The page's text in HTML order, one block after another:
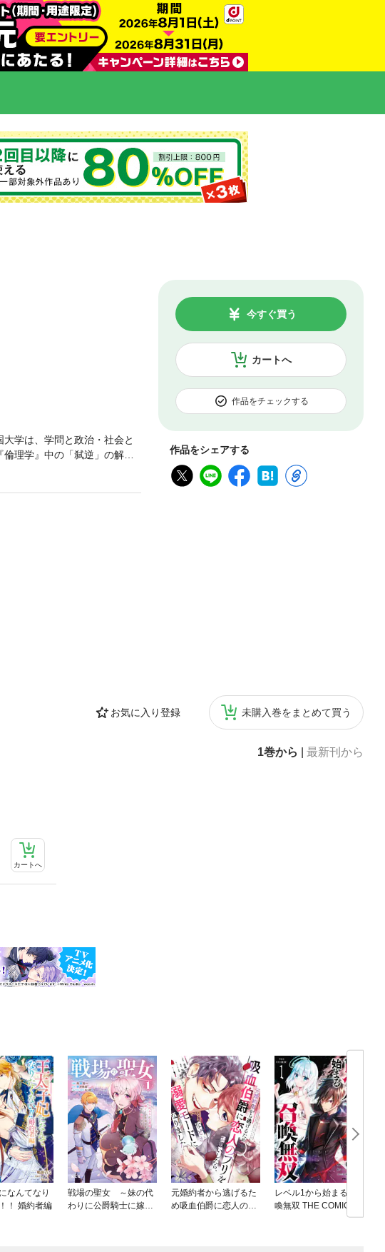
カートへ
今すぐ買う
作品をチェックする
作品をシェアする
お気に入り登録 未購入巻をまとめて買う
1巻から 最新刊から
カートへ
学は、学問と政治・社会と
理学』中の「弑逆」の解釈
なった七博士の“日露開戦
なんてなり
！ 婚約者編
戦場の聖女 ～妹の代
わりに公爵騎士に嫁ぐ
元婚約者から逃げるた
め吸血伯爵に恋人のフ
レベル1から始まる召
喚無双 THE COMIC